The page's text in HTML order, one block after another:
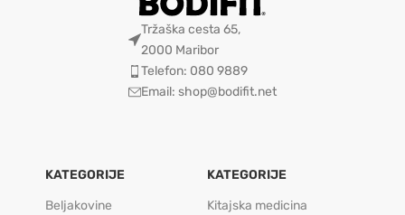
Tržaška cesta 65,
2000 Maribor
Telefon: 080 9889
Email: shop@bodifit.net
KATEGORIJE
Beljakovine
KATEGORIJE
Kitajska medicina